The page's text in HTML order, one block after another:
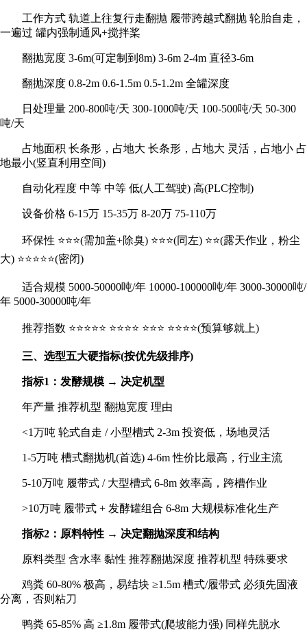
工作方式 轨道上往复行走翻抛 履带跨越式翻抛 轮胎自走，
一遍过 罐内强制通风+搅拌桨
翻抛宽度 3-6m(可定制到8m) 3-6m 2-4m 直径3-6m
翻抛深度 0.8-2m 0.6-1.5m 0.5-1.2m 全罐深度
日处理量 200-800吨/天 300-1000吨/天 100-500吨/天 50-300
吨/天
占地面积 长条形，占地大 长条形，占地大 灵活，占地小 占
地最小(竖直利用空间)
自动化程度 中等 中等 低(人工驾驶) 高(PLC控制)
设备价格 6-15万 15-35万 8-20万 75-110万
环保性 ⭐⭐⭐(需加盖+除臭) ⭐⭐⭐(同左) ⭐⭐(露天作业，粉尘
大) ⭐⭐⭐⭐⭐(密闭)
适合规模 5000-50000吨/年 10000-100000吨/年 3000-30000吨/
年 5000-30000吨/年
推荐指数 ⭐⭐⭐⭐⭐ ⭐⭐⭐⭐ ⭐⭐⭐ ⭐⭐⭐⭐(预算够就上)
三、选型五大硬指标(按优先级排序)
指标1：发酵规模 → 决定机型
年产量 推荐机型 翻抛宽度 理由
<1万吨 轮式自走 / 小型槽式 2-3m 投资低，场地灵活
1-5万吨 槽式翻抛机(首选) 4-6m 性价比最高，行业主流
5-10万吨 履带式 / 大型槽式 6-8m 效率高，跨槽作业
>10万吨 履带式 + 发酵罐组合 6-8m 大规模标准化生产
指标2：原料特性 → 决定翻抛深度和结构
原料类型 含水率 黏性 推荐翻抛深度 推荐机型 特殊要求
鸡粪 60-80% 极高，易结块 ≥1.5m 槽式/履带式 必须先固液
分离，否则粘刀
鸭粪 65-85% 高 ≥1.8m 履带式(爬坡能力强) 同样先脱水